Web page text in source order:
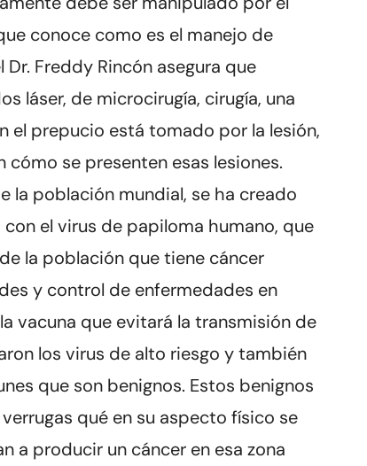
conoce como es el manejo de
Dr. Freddy Rincón asegura que
láser, de microcirugía, cirugía, una
el prepucio está tomado por la lesión,
se presenten esas lesiones.
la población mundial, se ha creado
el virus de papiloma humano, que
la población que tiene cáncer
y control de enfermedades en
vacuna que evitará la transmisión de
los virus de alto riesgo y también
que son benignos. Estos benignos
qué en su aspecto físico se
a producir un cáncer en esa zona